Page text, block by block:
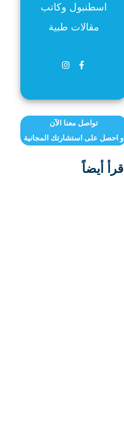
اسطنبول وكاتب
مقالات طبية
تواصل معنا الآن
و احصل على استشارتك المجانية
اقرأ أيضاً